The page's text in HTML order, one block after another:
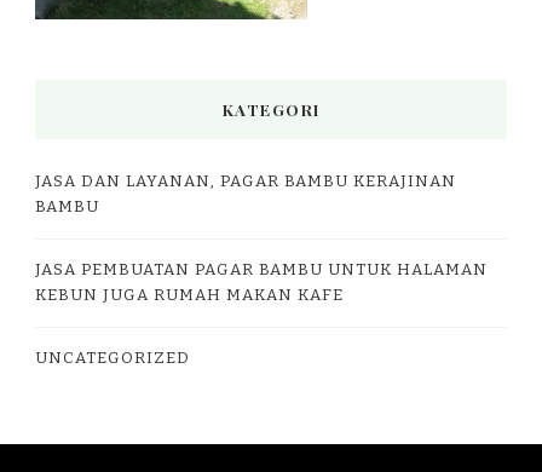
KATEGORI
JASA DAN LAYANAN, PAGAR BAMBU KERAJINAN
BAMBU
JASA PEMBUATAN PAGAR BAMBU UNTUK HALAMAN
KEBUN JUGA RUMAH MAKAN KAFE
UNCATEGORIZED